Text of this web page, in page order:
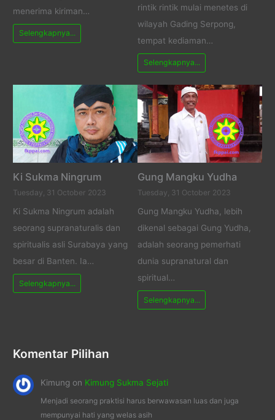
menerima kiriman…
Selengkapnya...
rintik rintik mulai menetes di
wilayah Gading Serpong,
tempat kediaman…
Selengkapnya...
Ki Sukma Ningrum
Tuesday, 31 October 2023
Ki Sukma Ningrum adalah
seorang supranaturalis dan
spiritualis asli Surabaya yang
besar di Banten. Ia…
Selengkapnya...
Gung Mangku Yudha
Tuesday, 31 October 2023
Gung Mangku Yudha, lebih
dikenal sebagai Gung Yudha,
adalah seorang pemerhati
dunia supranatural dan
spiritual…
Selengkapnya...
Komentar Pilihan
Kimung on Kimung Sukma Sejati
Menjadi seorang praktisi harus berwawasan luas dan juga
mempunyai hati yang welas asih